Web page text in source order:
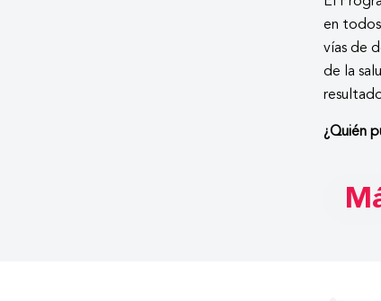
en
vías de
de la
¿Quién